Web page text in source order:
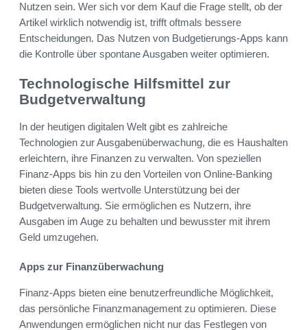
Nutzen sein. Wer sich vor dem Kauf die Frage stellt, ob der
Artikel wirklich notwendig ist, trifft oftmals bessere
Entscheidungen. Das Nutzen von Budgetierungs-Apps kann
die Kontrolle über spontane Ausgaben weiter optimieren.
Technologische Hilfsmittel zur
Budgetverwaltung
In der heutigen digitalen Welt gibt es zahlreiche
Technologien zur Ausgabenüberwachung, die es Haushalten
erleichtern, ihre Finanzen zu verwalten. Von speziellen
Finanz-Apps bis hin zu den Vorteilen von Online-Banking
bieten diese Tools wertvolle Unterstützung bei der
Budgetverwaltung. Sie ermöglichen es Nutzern, ihre
Ausgaben im Auge zu behalten und bewusster mit ihrem
Geld umzugehen.
Apps zur Finanzüberwachung
Finanz-Apps bieten eine benutzerfreundliche Möglichkeit,
das persönliche Finanzmanagement zu optimieren. Diese
Anwendungen ermöglichen nicht nur das Festlegen von